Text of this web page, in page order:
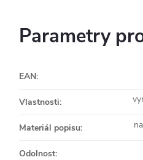
Parametry
EAN:
Vlastnosti:
Materiál popisu:
Odolnost: